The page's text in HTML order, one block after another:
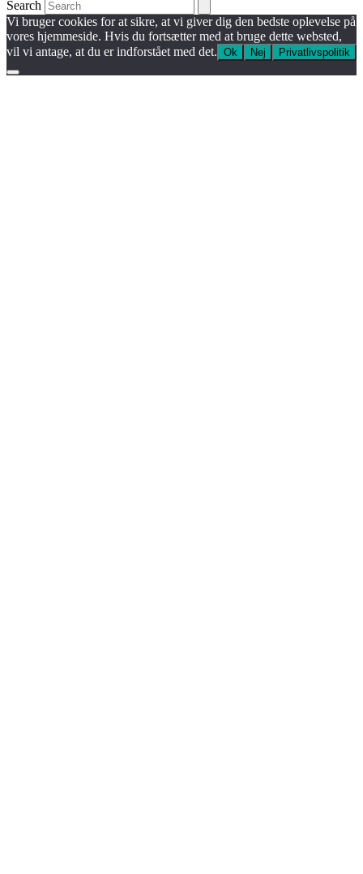
Search
Vi bruger cookies for at sikre, at vi giver dig den bedste oplevelse på
vores hjemmeside. Hvis du fortsætter med at bruge dette websted,
vil vi antage, at du er indforstået med det. Ok Nej Privatlivspolitik